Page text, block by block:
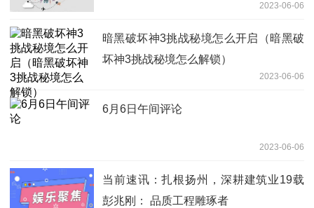
2023-06-06
暗黑破坏神3挑战秘境怎么开启（暗黑破
坏神3挑战秘境怎么解锁）
2023-06-06
6月6日午间评论
2023-06-06
当前速讯：扎根扬州，深耕建筑业19载
彭兆刚： 品质工程雕琢者